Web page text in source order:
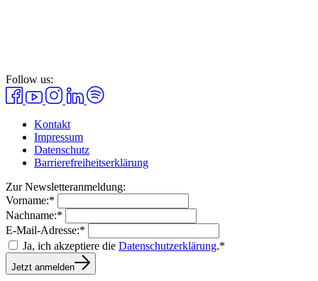
Follow us:
Kontakt
Impressum
Datenschutz
Barrierefreiheitserklärung
Zur Newsletteranmeldung:
Vorname:*
Nachname:*
E-Mail-Adresse:*
Ja, ich akzeptiere die Datenschutzerklärung.*
Jetzt anmelden